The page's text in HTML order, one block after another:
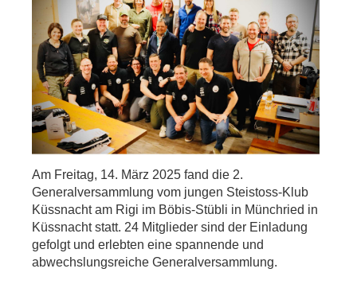
Am Freitag, 14. März 2025 fand die 2.
Generalversammlung vom jungen Steistoss-Klub
Küssnacht am Rigi im Böbis-Stübli in Münchried in
Küssnacht statt. 24 Mitglieder sind der Einladung
gefolgt und erlebten eine spannende und
abwechslungsreiche Generalversammlung.